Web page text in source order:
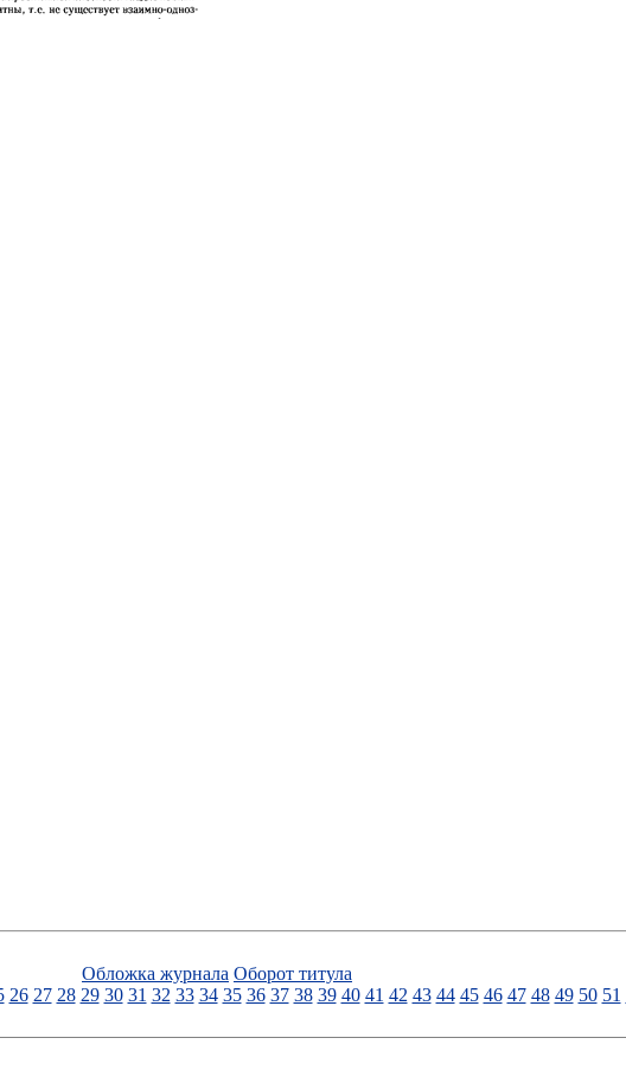
Обложка журнала Оборот титула
26 27 28 29 30 31 32 33 34 35 36 37 38 39 40 41 42 43 44 45 46 47 48 49 50 51